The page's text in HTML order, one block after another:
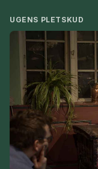
UGENS PLETSKUD